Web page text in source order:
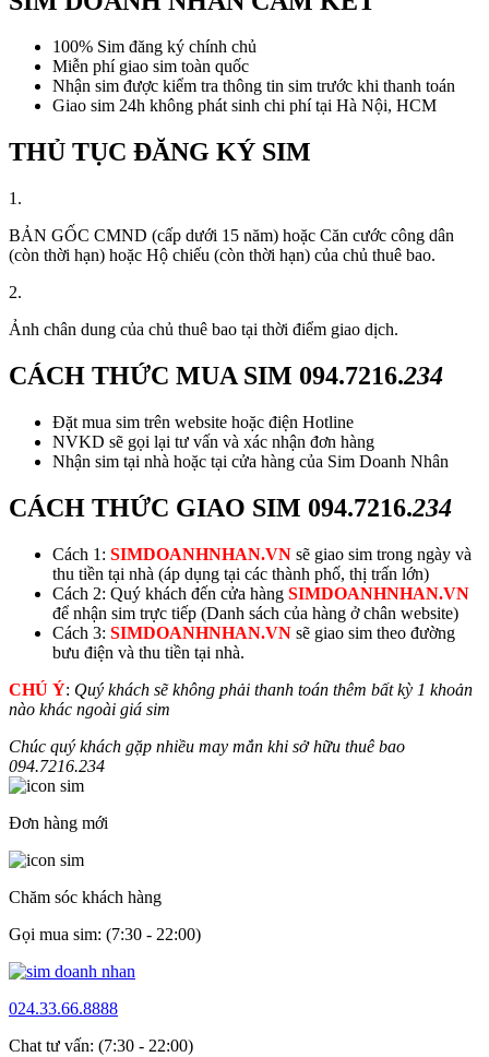
100% Sim đăng ký chính chủ
Miễn phí giao sim toàn quốc
Nhận sim được kiểm tra thông tin sim trước khi thanh toán
Giao sim 24h không phát sinh chi phí tại Hà Nội, HCM
THỦ TỤC ĐĂNG KÝ SIM
1.
BẢN GỐC CMND (cấp dưới 15 năm) hoặc Căn cước công dân
(còn thời hạn) hoặc Hộ chiếu (còn thời hạn) của chủ thuê bao.
2.
Ảnh chân dung của chủ thuê bao tại thời điểm giao dịch.
CÁCH THỨC MUA SIM 094.7216.234
Đặt mua sim trên website hoặc điện Hotline
NVKD sẽ gọi lại tư vấn và xác nhận đơn hàng
Nhận sim tại nhà hoặc tại cửa hàng của Sim Doanh Nhân
CÁCH THỨC GIAO SIM 094.7216.234
Cách 1: SIMDOANHNHAN.VN sẽ giao sim trong ngày và
thu tiền tại nhà (áp dụng tại các thành phố, thị trấn lớn)
Cách 2: Quý khách đến cửa hàng SIMDOANHNHAN.VN
để nhận sim trực tiếp (Danh sách của hàng ở chân website)
Cách 3: SIMDOANHNHAN.VN sẽ giao sim theo đường
bưu điện và thu tiền tại nhà.
CHÚ Ý: Quý khách sẽ không phải thanh toán thêm bất kỳ 1 khoản
nào khác ngoài giá sim
Chúc quý khách gặp nhiều may mắn khi sở hữu thuê bao
094.7216.234
Đơn hàng mới
Chăm sóc khách hàng
Gọi mua sim: (7:30 - 22:00)
024.33.66.8888
Chat tư vấn: (7:30 - 22:00)